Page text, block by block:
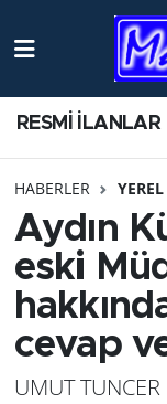
RESMİ İLANLAR
HABERLER YEREL
Aydın
eski
cevap
UMUT TUNCER
ANTİK
AYDIN
BİLİM VE
ÇEVRE
EĞİTİM
Nöbetçi
Namaz
Trafik
Süper Lig
Tüm